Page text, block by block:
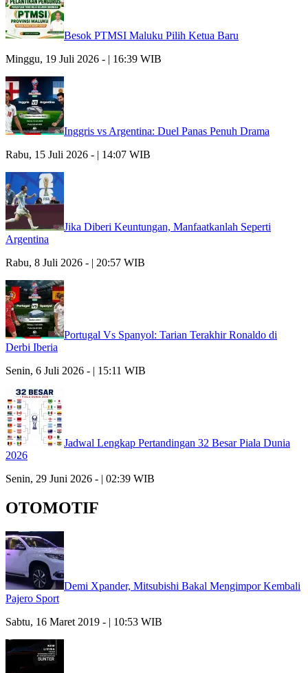
Besok PTMSI Maluku Pilih Ketua Baru
Minggu, 19 Juli 2026 - | 16:39 WIB
Inggris vs Argentina: Duel Panas Penuh Drama
Rabu, 15 Juli 2026 - | 14:07 WIB
Jika Diberi Keuntungan, Manfaatkanlah Seperti
Argentina
Rabu, 8 Juli 2026 - | 20:57 WIB
Portugal Vs Spanyol: Tarian Terakhir Ronaldo di
Derbi Iberia
Senin, 6 Juli 2026 - | 15:11 WIB
Jadwal Lengkap Pertandingan 32 Besar Piala Dunia
2026
Senin, 29 Juni 2026 - | 02:39 WIB
OTOMOTIF
Demi Xpander, Mitsubishi Bakal Mengimpor Kembali
Pajero Sport
Sabtu, 16 Maret 2019 - | 10:53 WIB